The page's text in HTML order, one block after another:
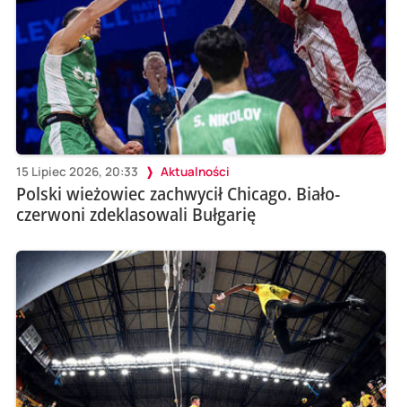
15 Lipiec 2026, 20:33 Aktualności
Polski wieżowiec zachwycił Chicago. Biało-
czerwoni zdeklasowali Bułgarię